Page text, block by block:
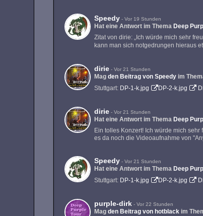
Speedy -Vor 19 Stunden
Hat eine Antwort im Thema Deep
Zitat von dirie: „Ich würde mich sehr
kann man sich notgedrungen hieraus
dirie -Vor 21 Stunden
Magden Beitrag vonSpeedy im
Stuttgart: DP-1-k.jpg DP-2-k.jpg
dirie -Vor 21 Stunden
Hat eine Antwort im Thema Deep
Ein tolles Konzert! Ich würde mich
es da noch die Videoaufnahme von
Speedy -Vor 21 Stunden
Hat eine Antwort im Thema Deep
Stuttgart: DP-1-k.jpg DP-2-k.jpg
purple-dirk -Vor 22 Stunden
Magden Beitrag von hotblack im